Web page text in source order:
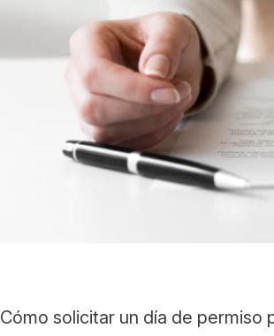
Cómo solicitar un día de permiso